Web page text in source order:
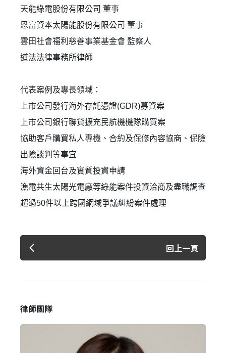
✕
會員登入
只要再完成幾個步驟，即可完成帳號的註冊程序，
天能綠電股份有限公司 董事
恩富資本太陽能股份有限公司 董事
雲田社會福利慈善事業基金會 監察人
道法法律事務所律師
代表案例及專長領域：
上市公司發行海外存託憑證(GDR)募資案
上市公司銀行聯貸擴充民航機機隊購買案
協助客戶購買私人專機、合約及保修內容協商、保險
出險談判等事宜
海外資金回台及實質投資申請
漁電共生太陽光電廠等綠能案件投資洽商及盡職調查
超過50件以上跨國網域爭議糾紛案件處理
回上一頁
律師團隊